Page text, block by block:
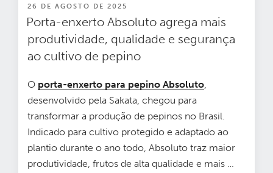
PUBLICADO
EM
26 DE AGOSTO DE 2025
Porta-enxerto Absoluto agrega mais
produtividade, qualidade e segurança
ao cultivo de pepino
O porta-enxerto para pepino Absoluto,
desenvolvido pela Sakata, chegou para
transformar a produção de pepinos no Brasil.
Indicado para cultivo protegido e adaptado ao
plantio durante o ano todo, Absoluto traz maior
produtividade, frutos de alta qualidade e mais …